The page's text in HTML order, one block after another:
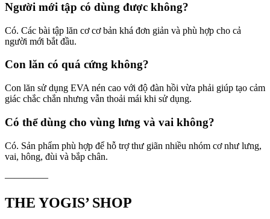
Người mới tập có dùng được không?
Có. Các bài tập lăn cơ cơ bản khá đơn giản và phù hợp cho cả
người mới bắt đầu.
Con lăn có quá cứng không?
Con lăn sử dụng EVA nén cao với độ đàn hồi vừa phải giúp tạo cảm
giác chắc chắn nhưng vẫn thoải mái khi sử dụng.
Có thể dùng cho vùng lưng và vai không?
Có. Sản phẩm phù hợp để hỗ trợ thư giãn nhiều nhóm cơ như lưng,
vai, hông, đùi và bắp chân.
————–
THE YOGIS’ SHOP